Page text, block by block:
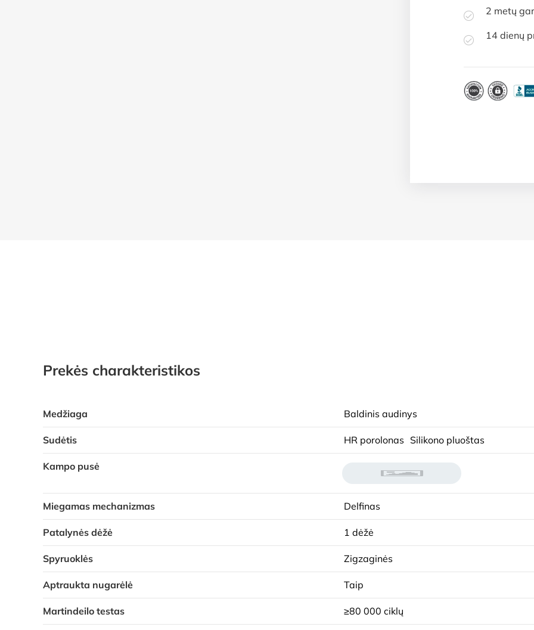
2 metų
14 dienų
Prekės charakteristikos
Medžiaga Baldinis audinys
Sudėtis HR porolonas Silikono pluoštas
Kampo pusė
Miegamas mechanizmas Delfinas
Patalynės dėžė 1 dėžė
Spyruoklės Zigzaginės
Aptraukta nugarėlė Taip
Martindeilo testas ≥80 000 ciklų